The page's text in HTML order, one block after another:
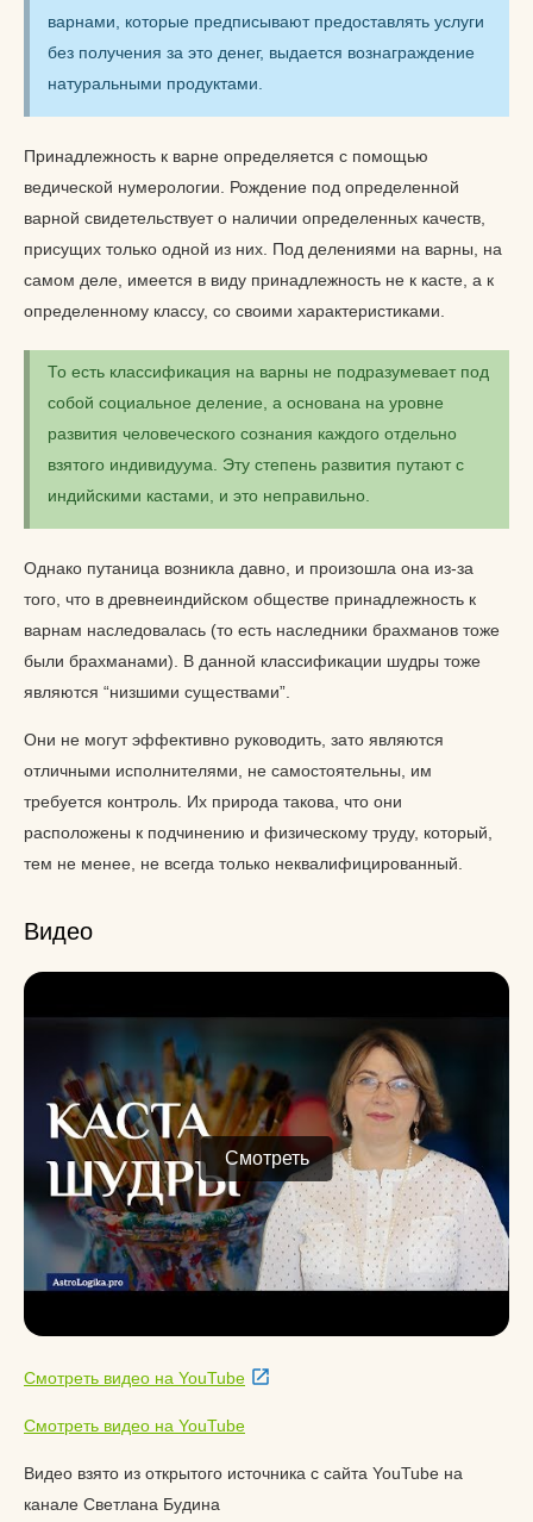
варнами, которые предписывают предоставлять услуги
без получения за это денег, выдается вознаграждение
натуральными продуктами.
Принадлежность к варне определяется с помощью
ведической нумерологии. Рождение под определенной
варной свидетельствует о наличии определенных качеств,
присущих только одной из них. Под делениями на варны, на
самом деле, имеется в виду принадлежность не к касте, а к
определенному классу, со своими характеристиками.
То есть классификация на варны не подразумевает под
собой социальное деление, а основана на уровне
развития человеческого сознания каждого отдельно
взятого индивидуума. Эту степень развития путают с
индийскими кастами, и это неправильно.
Однако путаница возникла давно, и произошла она из-за
того, что в древнеиндийском обществе принадлежность к
варнам наследовалась (то есть наследники брахманов тоже
были брахманами). В данной классификации шудры тоже
являются “низшими существами”.
Они не могут эффективно руководить, зато являются
отличными исполнителями, не самостоятельны, им
требуется контроль. Их природа такова, что они
расположены к подчинению и физическому труду, который,
тем не менее, не всегда только неквалифицированный.
Видео
Смотреть
Смотреть видео на YouTube
Смотреть видео на YouTube
Видео взято из открытого источника с сайта YouTube на
канале Светлана Будина